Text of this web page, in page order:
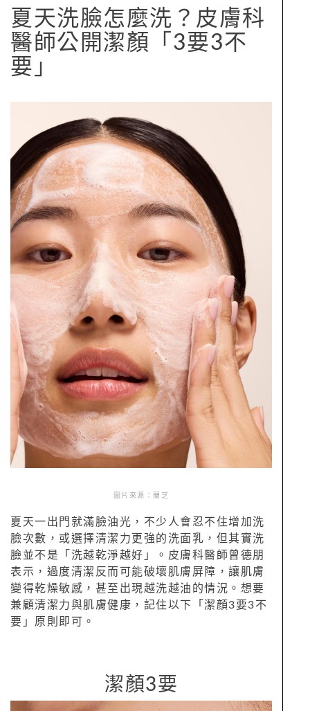
夏天洗臉怎麼洗？皮膚科
醫師公開潔顏「3要3不
要」
圖片來源：蘭芝
夏天一出門就滿臉油光，不少人會忍不住增加洗
臉次數，或選擇清潔力更強的洗面乳，但其實洗
臉並不是「洗越乾淨越好」。皮膚科醫師曾德朋
表示，過度清潔反而可能破壞肌膚屏障，讓肌膚
變得乾燥敏感，甚至出現越洗越油的情況。想要
兼顧清潔力與肌膚健康，記住以下「潔顏3要3不
要」原則即可。
潔顏3要